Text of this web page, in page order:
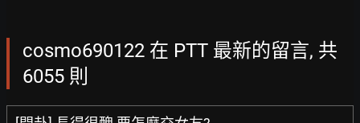
cosmo690122 在 PTT 最新的留言, 共
6055 則